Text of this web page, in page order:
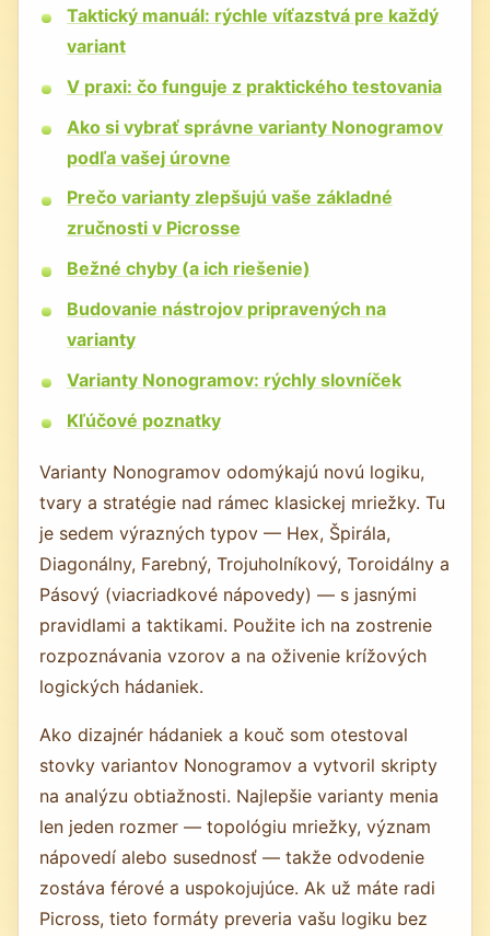
Taktický manuál: rýchle víťazstvá pre každý
variant
V praxi: čo funguje z praktického testovania
Ako si vybrať správne varianty Nonogramov
podľa vašej úrovne
Prečo varianty zlepšujú vaše základné
zručnosti v Picrosse
Bežné chyby (a ich riešenie)
Budovanie nástrojov pripravených na
varianty
Varianty Nonogramov: rýchly slovníček
Kľúčové poznatky
Varianty Nonogramov odomýkajú novú logiku,
tvary a stratégie nad rámec klasickej mriežky. Tu
je sedem výrazných typov — Hex, Špirála,
Diagonálny, Farebný, Trojuholníkový, Toroidálny a
Pásový (viacriadkové nápovedy) — s jasnými
pravidlami a taktikami. Použite ich na zostrenie
rozpoznávania vzorov a na oživenie krížových
logických hádaniek.
Ako dizajnér hádaniek a kouč som otestoval
stovky variantov Nonogramov a vytvoril skripty
na analýzu obtiažnosti. Najlepšie varianty menia
len jeden rozmer — topológiu mriežky, význam
nápovedí alebo susednosť — takže odvodenie
zostáva férové a uspokojujúce. Ak už máte radi
Picross, tieto formáty preveria vašu logiku bez